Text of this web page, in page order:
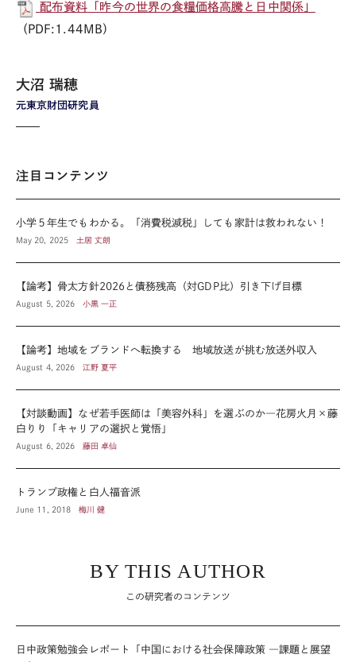
配布資料「昨今の世界の食糧価格高騰と日中関係」
（PDF:1.44MB）
元東京財団研究員
大沼 瑞穂
注目コンテンツ
小学５年生でもわかる。「消費税減税」しても家計は救われない！
May 20, 2025 土居 丈朗
【論考】骨太方針2026と債務残高（対GDP比）引き下げ目標
August 5, 2026 小黒 一正
【論考】地域をブランドへ転換する 地域放送が挑む放送外収入
August 4, 2026 江野 夏平
【対談動画】なぜ若手医師は「美容外科」を選ぶのか―花房火月×藤
白りり「キャリアの選択と覚悟」
August 6, 2026 藤田 卓仙
トランプ政権と白人福音派
June 11, 2018 梅川 健
BY THIS AUTHOR
この研究者のコンテンツ
日中政策勉強会レポート「中国における社会保障政策 ―課題と展望